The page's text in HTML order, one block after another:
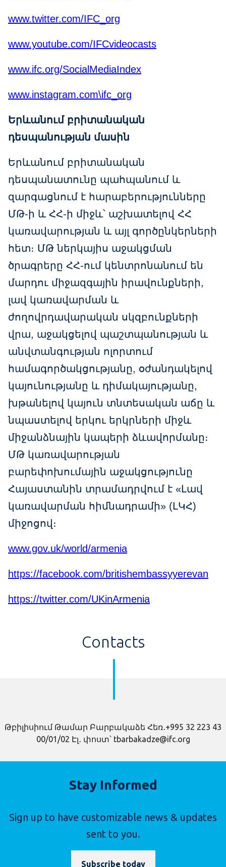
www.twitter.com/IFC_org
www.youtube.com/IFCvideocasts
www.ifc.org/SocialMediaIndex
www.instagram.com\ifc_org
Երևանում բրիտանական
դեսպանության մասին
Երևանում բրիտանական
դեսպանատունը պահպանում և
զարգացնում է հարաբերությունները
ՄԹ-ի և ՀՀ-ի միջև՝ աշխատելով ՀՀ
կառավարության և այլ գործընկերների
հետ։ ՄԹ ներկայիս աջակցման
ծրագրերը ՀՀ-ում կենտրոնանում են
մարդու միջազգային իրավունքների,
լավ կառավարման և
ժողովրդավարական սկզբունքների
վրա, աջակցելով պաշտպանության և
անվտանգության ոլորտում
համագործակցությանը, օժանդակելով
կայունությանը և դիմակայությանը,
խթանելով կայուն տնտեսական աճը և
նպաստելով երկու երկրների միջև
միջանձնային կապերի ձևավորմանը։
ՄԹ կառավարության
բարեփոխումային աջակցությունը
Հայաստանին տրամադրվում է «Լավ
կառավարման հիմնադրամի» (ԼԿՀ)
միջոցով։
www.gov.uk/world/armenia
https://facebook.com/britishembassyyerevan
https://twitter.com/UKinArmenia
Contacts
Թբիլիսիում Թամար Բարբակաձե Հեռ․+995 32 223 43
00/01/02 Էլ․ փոստ՝ tbarbakadze@ifc.org
Stay Informed
Sign up to have customizable news & updates
sent to you.
Subscribe today